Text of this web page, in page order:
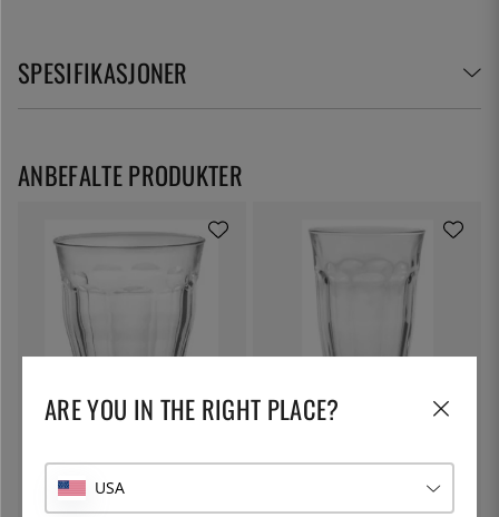
SPESIFIKASJONER
DURALEX
44 kr
DURALEX
ANBEFALTE PRODUKTER
ARE YOU IN THE RIGHT PLACE?
USA